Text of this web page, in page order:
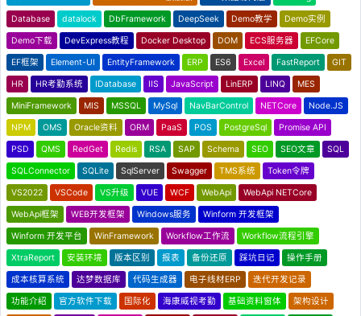
Database datalock DbFramework DeepSeek Demo教学 Demo实例
Demo下载 DevExpress教程 Docker Desktop DOM ECS服务器 EFCore
EF框架 Element-UI EntityFramework ERP ES6 Excel FastReport GIT
HR HR考勤系统 IDatabase IIS JavaScript LinERP LINQ MES
MiniFramework MIS MSSQL MySql NavBarControl NETCore Node.JS
NPM OMS Oracle资料 ORM PaaS POS PostgreSql Promise API
PSD QMS RedGet Redis RSA SAP Schema SEO SEO文章 SQL
SQLConnector SQLite SqlServer Swagger TMS系统 Token令牌
VS2022 VSCode VS升级 VUE WCF WebApi WebApi NETCore
WebApi框架 WEB开发框架 Windows服务 Winform 开发框架
Winform 开发平台 WinFramework Workflow工作流 Workflow流程引擎
XtraReport 安装环境 版本区别 报表 备份还原 踩坑日记 操作手册
成本核算系统 达梦数据库 代码生成器 电子线材ERP 迭代开发记录
功能介绍 官方软件下载 国际化 海康威视考勤 基础资料窗体 架构设计